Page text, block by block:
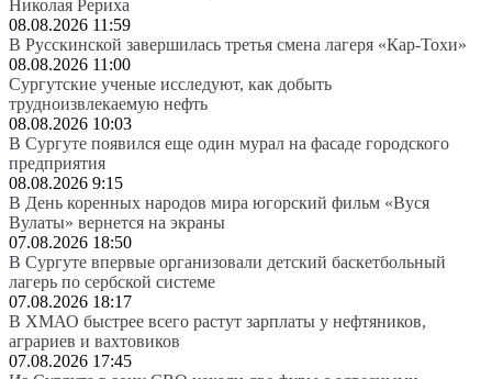
Николая Рериха
08.08.2026 11:59
В Русскинской завершилась третья смена лагеря «Кар-Тохи»
08.08.2026 11:00
Сургутские ученые исследуют, как добыть
трудноизвлекаемую нефть
08.08.2026 10:03
В Сургуте появился еще один мурал на фасаде городского
предприятия
08.08.2026 9:15
В День коренных народов мира югорский фильм «Вуся
Вулаты» вернется на экраны
07.08.2026 18:50
В Сургуте впервые организовали детский баскетбольный
лагерь по сербской системе
07.08.2026 18:17
В ХМАО быстрее всего растут зарплаты у нефтяников,
аграриев и вахтовиков
07.08.2026 17:45